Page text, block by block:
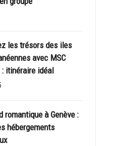
les trésors des iles
avec MSC
: itinéraire idéal
romantique à Genève :
hébergements